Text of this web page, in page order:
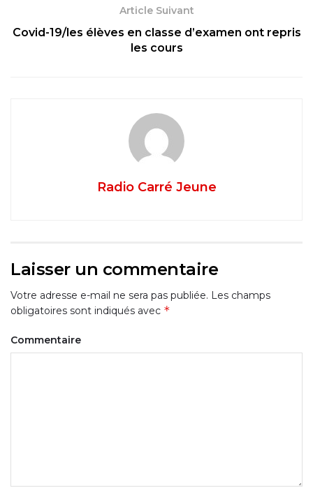
Article Suivant
Covid-19/les élèves en classe d’examen ont repris
les cours
Radio Carré Jeune
Laisser un commentaire
Votre adresse e-mail ne sera pas publiée. Les champs
obligatoires sont indiqués avec *
Commentaire